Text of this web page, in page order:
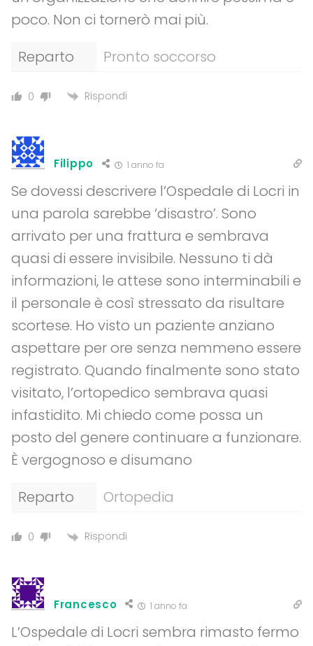
poco. Non ci tornerò mai più.
Reparto
Pronto soccorso
0 Rispondi
Filippo 1 anno fa
Se dovessi descrivere l’Ospedale di Locri in
una parola sarebbe ‘disastro’. Sono
arrivato per una frattura e sembrava
quasi di essere invisibile. Nessuno ti dà
informazioni, le attese sono interminabili e
il personale è così stressato da risultare
scortese. Ho visto un paziente anziano
aspettare per ore senza nemmeno essere
registrato. Quando finalmente sono stato
visitato, l’ortopedico sembrava quasi
infastidito. Mi chiedo come possa un
posto del genere continuare a funzionare.
È vergognoso e disumano
Reparto
Ortopedia
0 Rispondi
Francesco 1 anno fa
L’Ospedale di Locri sembra rimasto fermo